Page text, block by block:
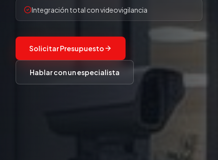
Integración total con videovigilancia
Solicitar Presupuesto
Hablar con un especialista